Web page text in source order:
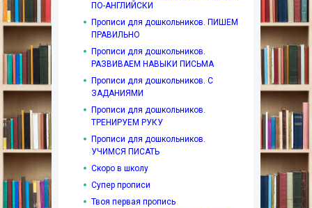
ПО-АНГЛИЙСКИ
Прописи для дошкольников. ПИШЕМ
ПРАВИЛЬНО
Прописи для дошкольников.
РАЗВИВАЕМ НАВЫКИ ПИСЬМА
Прописи для дошкольников. С
ЗАДАНИЯМИ
Прописи для дошкольников.
ТРЕНИРУЕМ РУКУ
Прописи для дошкольников.
УЧИМСЯ ПИСАТЬ
Скоро в школу
Супер прописи
Твоя первая пропись